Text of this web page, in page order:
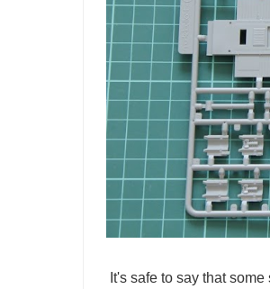
It's safe to say that